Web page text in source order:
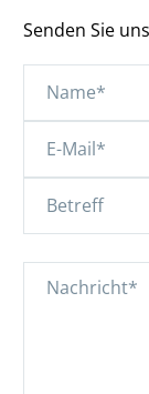
Senden Sie